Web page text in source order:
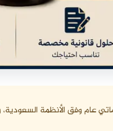
عام وفق الأنظمة